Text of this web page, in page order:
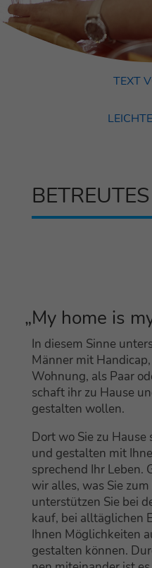
TEXT
„My home is
In die­sem Sin­ne
Män­ner mit
Woh­nung, als Paar
schaft ihr zu Hau­se
gestal­ten wollen.
Dort wo Sie zu
und gestal­ten mit
spre­chend Ihr Leben.
wir alles, was Sie
unter­stüt­zen Sie bei
kauf, bei all­täg­li­chen
Ihnen Mög­lich­kei­ten
gestal­ten kön­nen.